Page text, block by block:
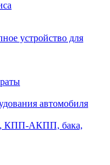
устройство для
автомобиля
КПП-АКПП, бака,